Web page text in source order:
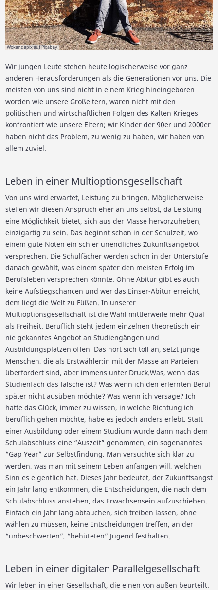
Wokandapix auf Pixabay
Wir jungen Leute stehen heute logischerweise vor ganz
anderen Herausforderungen als die Generationen vor uns. Die
meisten von uns sind nicht in einem Krieg hineingeboren
worden wie unsere Großeltern, waren nicht mit den
politischen und wirtschaftlichen Folgen des Kalten Krieges
konfrontiert wie unsere Eltern; wir Kinder der 90er und 2000er
haben nicht das Problem, zu wenig zu haben, wir haben von
allem zuviel.
Leben in einer Multioptionsgesellschaft
Von uns wird erwartet, Leistung zu bringen. Möglicherweise
stellen wir diesen Anspruch eher an uns selbst, da Leistung
eine Möglichkeit bietet, sich aus der Masse hervorzuheben,
einzigartig zu sein. Das beginnt schon in der Schulzeit, wo
einem gute Noten ein schier unendliches Zukunftsangebot
versprechen. Die Schulfächer werden schon in der Unterstufe
danach gewählt, was einem später den meisten Erfolg im
Berufsleben versprechen könnte. Ohne Abitur gibt es auch
keine Aufstiegschancen und wer das Einser-Abitur erreicht,
dem liegt die Welt zu Füßen. In unserer
Multioptionsgesellschaft ist die Wahl mittlerweile mehr Qual
als Freiheit. Beruflich steht jedem einzelnen theoretisch ein
nie gekanntes Angebot an Studiengängen und
Ausbildungsplätzen offen. Das hört sich toll an, setzt junge
Menschen, die als Erstwähler:in mit der Masse an Parteien
überfordert sind, aber immens unter Druck.Was, wenn das
Studienfach das falsche ist? Was wenn ich den erlernten Beruf
später nicht ausüben möchte? Was wenn ich versage? Ich
hatte das Glück, immer zu wissen, in welche Richtung ich
beruflich gehen möchte, habe es jedoch anders erlebt. Statt
einer Ausbildung oder einem Studium wurde dann nach dem
Schulabschluss eine “Auszeit” genommen, ein sogenanntes
“Gap Year” zur Selbstfindung. Man versuchte sich klar zu
werden, was man mit seinem Leben anfangen will, welchen
Sinn es eigentlich hat. Dieses Jahr bedeutet, der Zukunftsangst
ein Jahr lang entkommen, die Entscheidungen, die nach dem
Schulabschluss anstehen, das Erwachsensein aufzuschieben.
Einfach ein Jahr lang abtauchen, sich treiben lassen, ohne
wählen zu müssen, keine Entscheidungen treffen, an der
“unbeschwerten”, “behüteten” Jugend festhalten.
Leben in einer digitalen Parallelgesellschaft
Wir leben in einer Gesellschaft, die einen von außen beurteilt.